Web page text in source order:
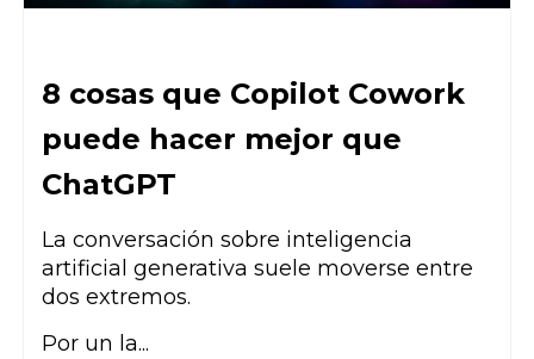
8 cosas que Copilot Cowork
puede hacer mejor que
ChatGPT
La conversación sobre inteligencia
artificial generativa suele moverse entre
dos extremos.
Por un la...